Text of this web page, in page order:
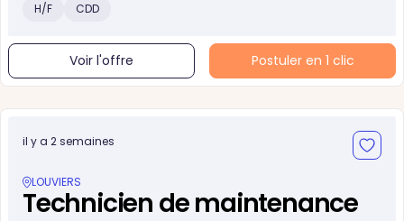
H/F
CDD
Voir l'offre Postuler en 1 clic
il y a 2 semaines
LOUVIERS
Technicien de maintenance